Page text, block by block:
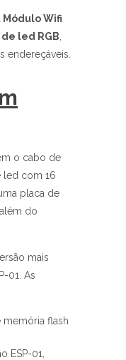
Módulo Wifi
de led RGB
endereçáveis.
o cabo de
led com 16
placa de
do
mais
01. As
memória flash
ESP-01,